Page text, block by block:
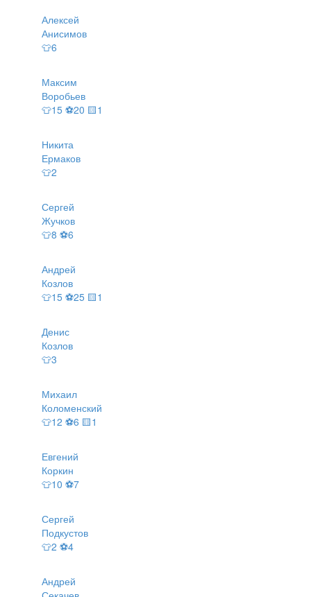
Алексей
Анисимов
👕6
Максим
Воробьев
👕15 ⚽20 🟨1
Никита
Ермаков
👕2
Сергей
Жучков
👕8 ⚽6
Андрей
Козлов
👕15 ⚽25 🟨1
Денис
Козлов
👕3
Михаил
Коломенский
👕12 ⚽6 🟨1
Евгений
Коркин
👕10 ⚽7
Сергей
Подкустов
👕2 ⚽4
Андрей